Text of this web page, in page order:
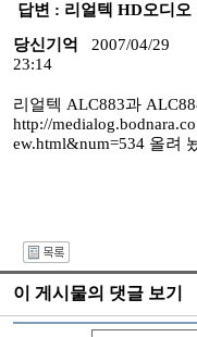
답변 : 리얼텍 HD오디오
당신기억
2007/04/29
23:14
리얼텍 ALC883과
http://
ew.html&num=534 올려
이 게시물의 댓글 보기